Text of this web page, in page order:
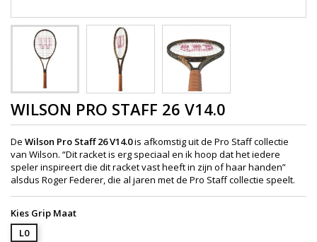
WILSON PRO STAFF 26 V14.0
De Wilson Pro Staff 26 V14.0is afkomstig uit de Pro Staff collectie
van Wilson. “Dit racket is erg speciaal en ik hoop dat het iedere
speler inspireert die dit racket vast heeft in zijn of haar handen”
alsdus Roger Federer, die al jaren met de Pro Staff collectie speelt.
Kies Grip Maat
L0